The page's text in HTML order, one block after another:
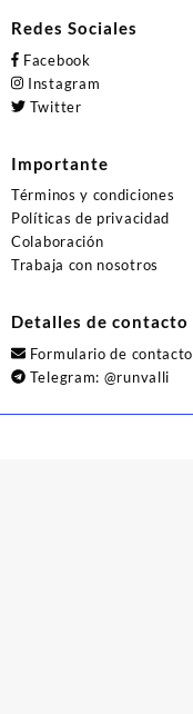
Redes Sociales
Facebook
Instagram
Twitter
Importante
Términos y condiciones
Políticas de privacidad
Colaboración
Trabaja con nosotros
Detalles de contacto
Formulario de contacto
Telegram: @runvalli